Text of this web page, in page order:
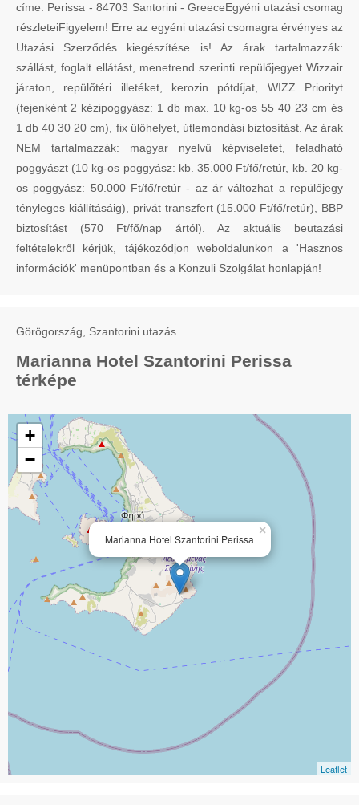
címe: Perissa - 84703 Santorini - GreeceEgyéni utazási csomag
részleteiFigyelem! Erre az egyéni utazási csomagra érvényes az
Utazási Szerződés kiegészítése is! Az árak tartalmazzák:
szállást, foglalt ellátást, menetrend szerinti repülőjegyet Wizzair
járaton, repülőtéri illetéket, kerozin pótdíjat, WIZZ Priorityt
(fejenként 2 kézipoggyász: 1 db max. 10 kg-os 55 40 23 cm és
1 db 40 30 20 cm), fix ülőhelyet, útlemondási biztosítást. Az árak
NEM tartalmazzák: magyar nyelvű képviseletet, feladható
poggyászt (10 kg-os poggyász: kb. 35.000 Ft/fő/retúr, kb. 20 kg-
os poggyász: 50.000 Ft/fő/retúr - az ár változhat a repülőjegy
tényleges kiállításáig), privát transzfert (15.000 Ft/fő/retúr), BBP
biztosítást (570 Ft/fő/nap ártól). Az aktuális beutazási
feltételekről kérjük, tájékozódjon weboldalunkon a 'Hasznos
információk' menüpontban és a Konzuli Szolgálat honlapján!
Görögország, Szantorini utazás
Marianna Hotel Szantorini Perissa
térképe
Marianna Hotel Szantorini Perissa
×
+
−
Leaflet